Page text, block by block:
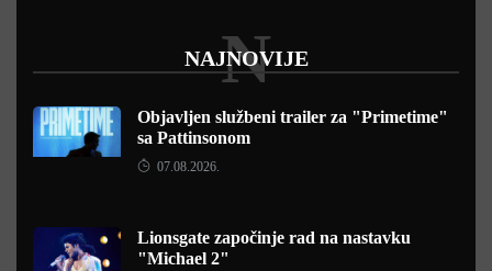
NAJNOVIJE
N
Objavljen službeni trailer za "Primetime"
sa Pattinsonom
07.08.2026.
Lionsgate započinje rad na nastavku
"Michael 2"